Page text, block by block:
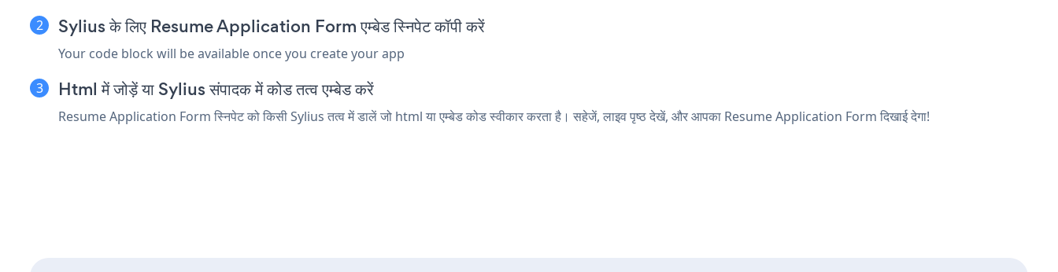
Sylius के लिए Resume Application Form एम्बेड स्निपेट कॉपी करें
Your code block will be available once you create your app
Html में जोड़ें या Sylius संपादक में कोड तत्व एम्बेड करें
Resume Application Form स्निपेट को किसी Sylius तत्व में डालें जो html या एम्बेड कोड स्वीकार करता है। सहेजें, लाइव पृष्ठ देखें, और आपका Resume Application Form दिखाई देगा!